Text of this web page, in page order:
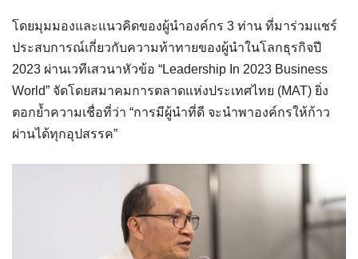
โดยมุมมองและแนวคิดของผู้นำองค์กร 3 ท่าน ที่มาร่วมแชร์
ประสบการณ์เกี่ยวกับความท้าทายของผู้นำในโลกธุรกิจปี
2023 ผ่านเวทีเสวนาหัวข้อ “Leadership In 2023 Business
World” จัดโดยสมาคมการตลาดแห่งประเทศไทย (MAT) ยิ่ง
ตอกย้ำความเชื่อที่ว่า “การมีผู้นำที่ดี จะนำพาองค์กรให้ก้าว
ผ่านได้ทุกอุปสรรค”